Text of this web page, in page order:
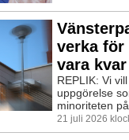
verka
vara kvar
REPLIK: Vi
uppgörelse
minoriteten
21 juli 2026